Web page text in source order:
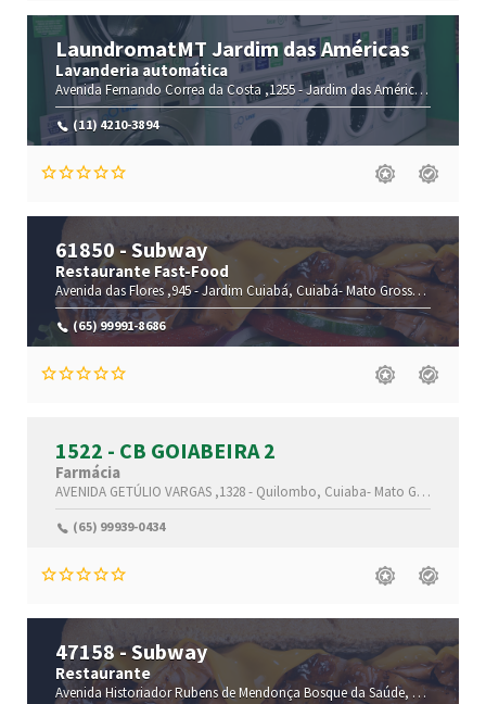
LaundromatMT Jardim das Américas
Lavanderia automática
Avenida Fernando Correa da Costa ,1255 -Jardim das Américas,
(11) 4210-3894
61850 - Subway
Restaurante Fast-Food
Avenida das Flores ,945 -Jardim Cuiabá, Cuiabá-Mato Grosso(MT)
(65) 99991-8686
1522 - CB GOIABEIRA 2
Farmácia
AVENIDA GETÚLIO VARGAS ,1328 - Quilombo, Cuiaba- Mato Grosso(MT)
(65) 99939-0434
47158 - Subway
Restaurante
Avenida Historiador Rubens de Mendonça Bosque da Saúde, Cuiabá-